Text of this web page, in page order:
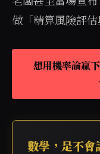
做「精算風險評
想用機率論贏
數學，是不會